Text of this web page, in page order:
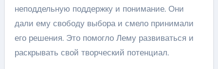
неподдельную поддержку и понимание. Они
дали ему свободу выбора и смело принимали
его решения. Это помогло Лему развиваться и
раскрывать свой творческий потенциал.